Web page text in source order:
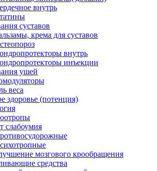
внутрь
суставов
крема для суставов
внутрь
инъекции
ушей
веса
здоровье (потенция)
слабоумия
мозгового крообращения
средства